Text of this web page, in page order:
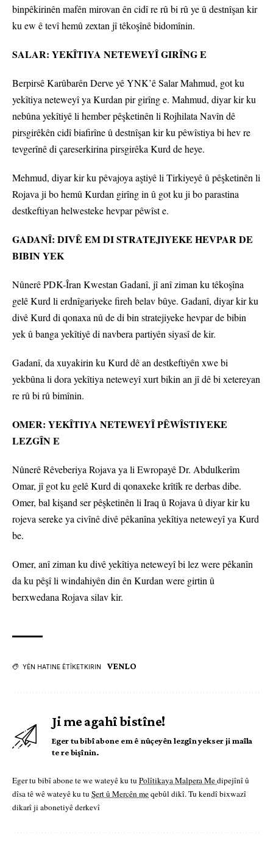
binpêkirinên mafên mirovan ên cidî re rû bi rû ye û destnîşan kir
ku ew ê tevî hemû zextan jî têkoşînê bidomînin.
SALAR: YEKÎTIYA NETEWEYÎ GIRÎNG E
Berpirsê Karûbarên Derve yê YNK’ê Salar Mahmud, got ku
yekîtiya neteweyî ya Kurdan pir girîng e. Mahmud, diyar kir ku
nebûna yekîtiyê li hember pêşketinên li Rojhilata Navîn dê
pirsgirêkên cidî biafirîne û destnîşan kir ku pêwîstiya bi hev re
tevgerînê di çareserkirina pirsgirêka Kurd de heye.
Mehmud, diyar kir ku pêvajoya aştiyê li Tirkiyeyê û pêşketinên li
Rojava ji bo hemû Kurdan girîng in û got ku ji bo parastina
destkeftiyan helwesteke hevpar pêwîst e.
GADANÎ: DIVÊ EM DI STRATEJIYEKE HEVPAR DE
BIBIN YEK
Nûnerê PDK-Îran Kwestan Gadanî, jî anî ziman ku têkoşîna
gelê Kurd li erdnîgariyeke fireh belav bûye. Gadanî, diyar kir ku
divê Kurd di qonaxa nû de di bin stratejiyeke hevpar de bibin
yek û banga yekîtiyê di navbera partiyên siyasî de kir.
Gadanî, da xuyakirin ku Kurd dê an destkeftiyên xwe bi
yekbûna li dora yekîtiya neteweyî xurt bikin an jî dê bi xetereyan
re rû bi rû bimînin.
OMER: YEKÎTIYA NETEWEYÎ PÊWÎSTIYEKE
LEZGÎN E
Nûnerê Rêveberiya Rojava ya li Ewropayê Dr. Abdulkerîm
Omar, jî got ku gelê Kurd di qonaxeke krîtîk re derbas dibe.
Omer, bal kişand ser pêşketinên li Iraq û Rojava û diyar kir ku
rojeva sereke ya civînê divê pêkanîna yekîtiya neteweyî ya Kurd
be.
Omer, anî ziman ku divê yekîtiya neteweyî bi lez were pêkanîn
da ku pêşî li windahiyên din ên Kurdan were girtin û
berxwedana Rojava silav kir.
YÊN HATINE ÊTÎKETKIRIN VENLO
Ji me agahî bistîne!
Eger tu bibî abone em ê nûçeyên lezgîn yekser ji maîla
te re bişînin.
Eger tu bibî abone te we wateyê ku tu Polîtikaya Malpera Medipejînî û
dîsa tê wê wateyê ku tu Şert û Mercên meqebûl dikî. Tu kendî bixwazî
dikarî ji abonetiyê derkevî